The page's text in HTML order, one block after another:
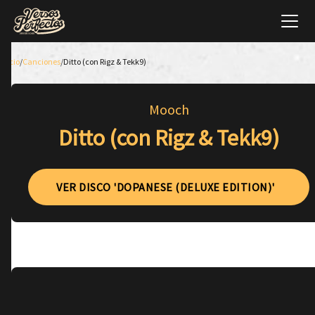
Inicio/Canciones/Ditto (con Rigz & Tekk9)
Mooch
Ditto (con Rigz & Tekk9)
VER DISCO 'DOPANESE (DELUXE EDITION)'